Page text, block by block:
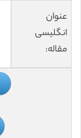
عنوان
انگلیسی
مقاله: